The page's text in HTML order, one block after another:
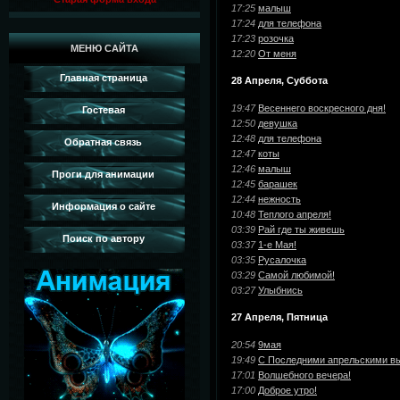
МЕНЮ САЙТА
Главная страница
Гостевая
Обратная связь
Проги для анимации
Информация о сайте
Поиск по автору
17:25 малыш
17:24 для телефона
17:23 розочка
12:20 От меня
28 Апреля, Суббота
19:47 Весеннего воскресного дня!
12:50 девушка
12:48 для телефона
12:47 коты
12:46 малыш
12:45 барашек
12:44 нежность
10:48 Теплого апреля!
03:39 Рай где ты живешь
03:37 1-е Мая!
03:35 Русалочка
03:29 Самой любимой!
03:27 Улыбнись
27 Апреля, Пятница
20:54 9мая
19:49 С Последними апрельскими
17:01 Волшебного вечера!
17:00 Доброе утро!